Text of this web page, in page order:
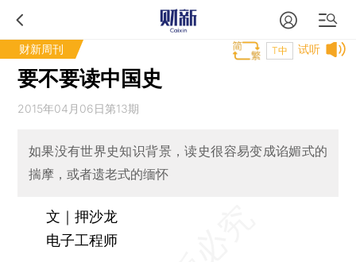
财新周刊 试听
T中
要不要读中国史
2015年04月06日第13期
如果没有世界史知识背景，读史很容易变成谄媚式的
揣摩，或者遗老式的缅怀
文｜押沙龙
电子工程师